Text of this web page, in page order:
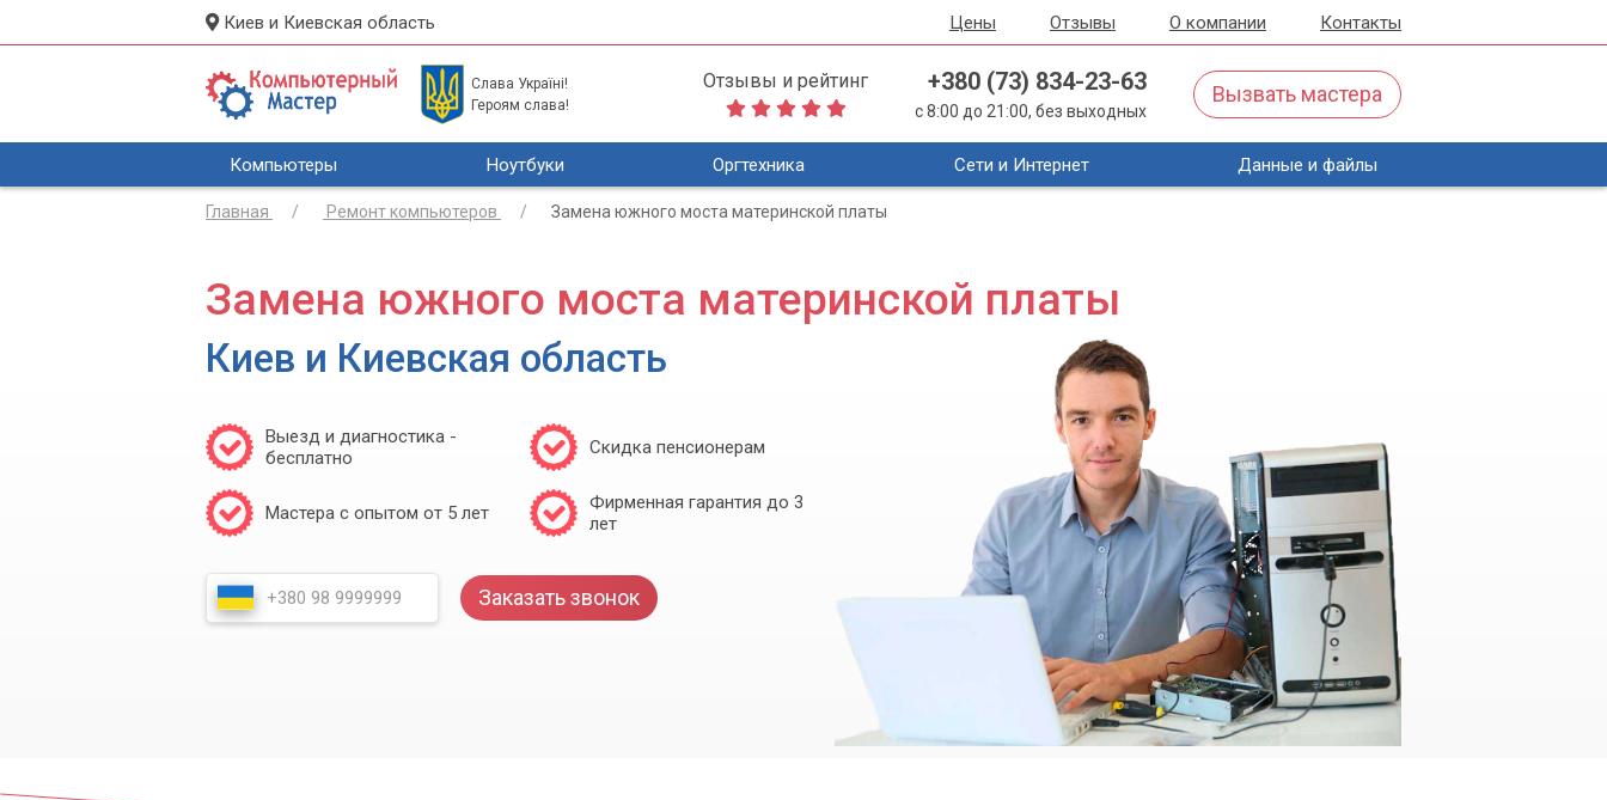
Киев и Киевская область Цены Отзывы О компании Контакты
Слава Україні!
Героям слава!
Отзывы и рейтинг +380 (73) 834-23-63
с 8:00 до 21:00, без выходных
Вызвать мастера
Компьютеры Ноутбуки Оргтехника Сети и Интернет Данные и файлы
Главная Ремонт компьютеров Замена южного моста материнской платы
Замена южного моста материнской платы
Киев и Киевская область
Выезд и диагностика -
бесплатно
Скидка пенсионерам
Мастера с опытом от 5 лет
Фирменная гарантия до 3
лет
Заказать звонок